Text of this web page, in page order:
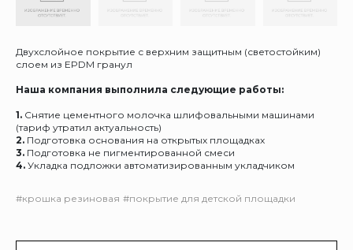
Двухслойное покрытие с верхним защитным (светостойким)
слоем из EPDM гранул
Наша компания выполнила следующие работы:
1. Снятие цементного молочка шлифовальными машинами
(тариф утратил актуальность)
2. Подготовка основания на открытых площадках
3. Подготовка не пигментированной смеси
4. Укладка подложки автоматизированным укладчиком
#крошка резиновая #покрытие для детской площадки